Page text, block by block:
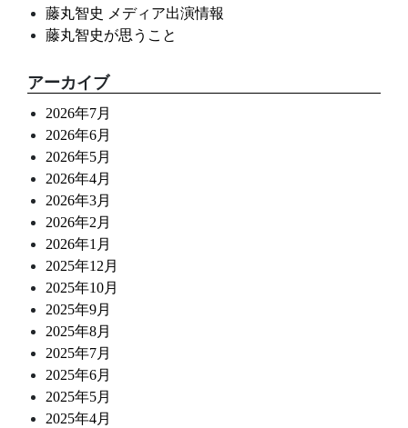
藤丸智史 メディア出演情報
藤丸智史が思うこと
アーカイブ
2026年7月
2026年6月
2026年5月
2026年4月
2026年3月
2026年2月
2026年1月
2025年12月
2025年10月
2025年9月
2025年8月
2025年7月
2025年6月
2025年5月
2025年4月